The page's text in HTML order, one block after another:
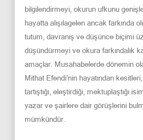
bilgilendirmeyi, okurun ufkunu
hayatta alışılagelen ancak farkında
tutum, davranış ve düşünce biçimi
düşündürmeyi ve okura farkındalık
amaçlar. Musahabelerde dönemin
Mithat Efendi’nin hayatından
tartıştığı, eleştirdiği, mektuplaştığı
yazar ve şairlere dair görüşlerini
mümkündür.